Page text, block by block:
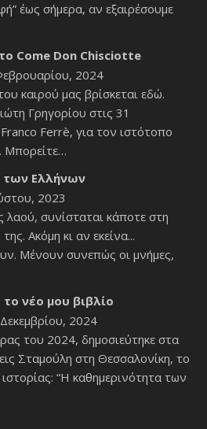
έως σήμερα, αν εξαιρέσουμε
Come Don Chisciotte
2024
καιρού μας βρίσκεται εδώ.
Γρηγορίου στις 31
Ferrè, για τον ιστότοπο
Μπορείτε…
των Ελλήνων
2023
λαού, συνίσταται κάποτε στη
Ακόμη κι αν εκείνα...
Μένουν συνεπώς οι μνήμες,
νέο μου βιβλίο
2024
του 2024, δημοσιεύτηκε στα
Σταμούλη στη Θεσσαλονίκη, το
“Η καθημερινότητα των